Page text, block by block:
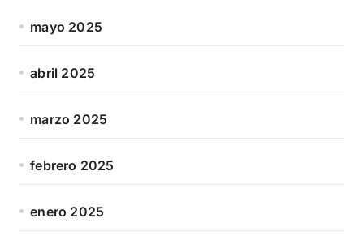
mayo 2025
abril 2025
marzo 2025
febrero 2025
enero 2025